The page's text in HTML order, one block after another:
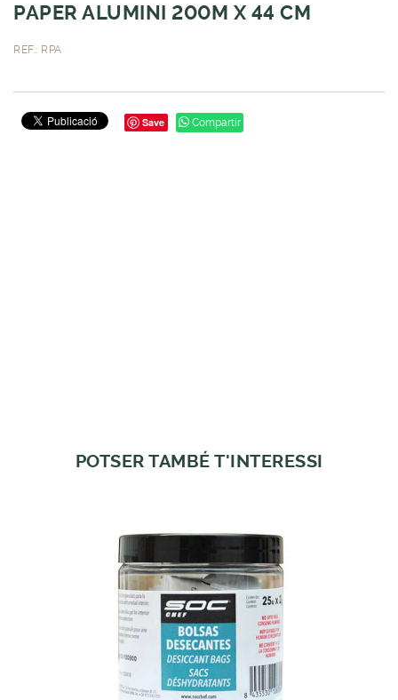
PAPER ALUMINI 200M X 44 CM
REF.: RPA
Save Compartir
POTSER TAMBÉ T'INTERESSI